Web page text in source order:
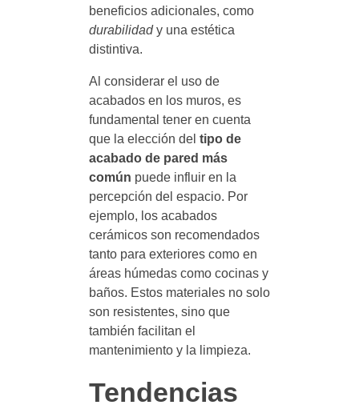
beneficios adicionales, como
durabilidady una estética
distintiva.
Al considerar el uso de
acabados en los muros, es
fundamental tener en cuenta
que la elección del tipo de
acabado de pared más
común puede influir en la
percepción del espacio. Por
ejemplo, los acabados
cerámicos son recomendados
tanto para exteriores como en
áreas húmedas como cocinas y
baños. Estos materiales no solo
son resistentes, sino que
también facilitan el
mantenimiento y la limpieza.
Tendencias